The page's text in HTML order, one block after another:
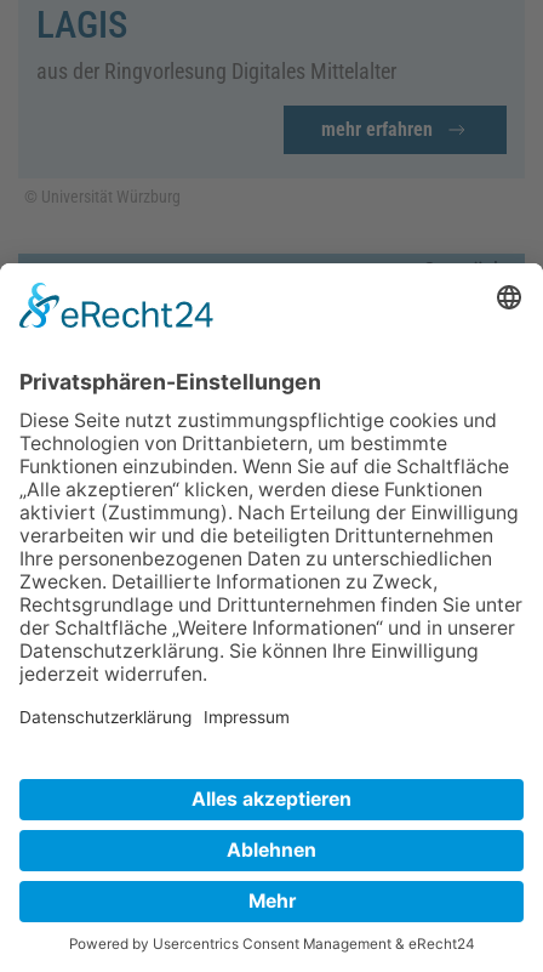
LAGIS
aus der Ringvorlesung Digitales Mittelalter
mehr erfahren
© Universität Würzburg
Gespräch
04. November 2026
Weil man den Menschen ihre
Lebensgeschichten nicht
ansieht ...
livebooks – Fragen. Verstehen. Wertschätzen.